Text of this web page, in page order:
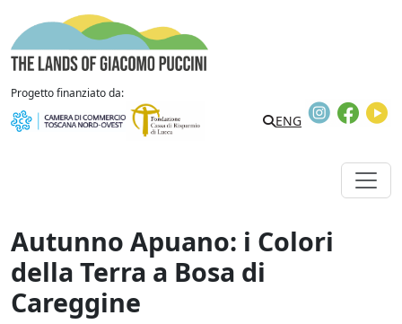
Vai al contenuto
Progetto finanziato da:
Search
ENG
Instagram
Autunno Apuano: i Colori
della Terra a Bosa di
Careggine